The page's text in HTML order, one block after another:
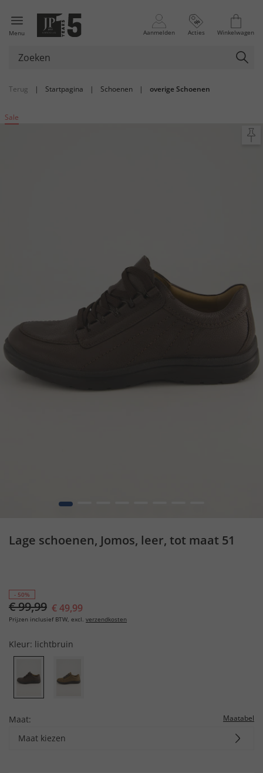
Menu Aanmelden Acties Winkelwagen
Terug | Startpagina | Schoenen | overige Schoenen
Sale
1
Lage schoenen, Jomos, leer, tot maat 51
- 50%
€ 99,99 € 49,99
Prijzen inclusief BTW, excl. verzendkosten
Kleur: lichtbruin
Maat: Maatabel
Maat kiezen